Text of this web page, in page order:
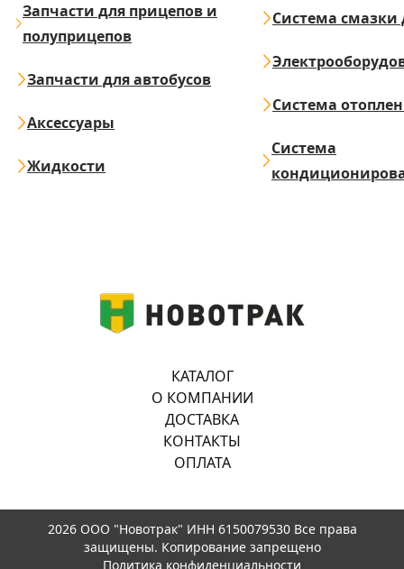
Запчасти для прицепов и
полуприцепов
Запчасти для автобусов
Аксессуары
Жидкости
Система смазки
Система
Система
КАТАЛОГ
О КОМПАНИИ
ДОСТАВКА
КОНТАКТЫ
ОПЛАТА
2026 ООО "Новотрак" ИНН 6150079530 Все права
защищены. Копирование запрещено
Политика конфиденциальности